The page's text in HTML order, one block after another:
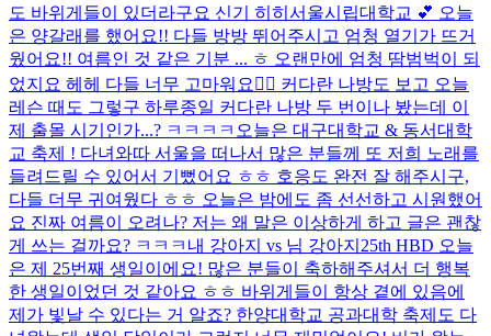
도 바위게들이 있더라구요 신기 히히 서울시립대학교 💕 오늘
은 양갈래를 했어요!! 다들 방방 뛰어주시고 엄청 열기가 뜨거
웠어요!! 여름인 것 같은 기분 ... ㅎ 오랜만에 엄청 땀범벅이 되
었지요 헤헤 다들 너무 고마워요❤️‍🔥 커다란 나방도 보고 오늘
레슨 때도 그렇구 하루종일 커다란 나방 두 번이나 봤는데 이
제 출몰 시기인가...? ㅋㅋㅋㅋ 오늘은 대구대학교 & 동서대학
교 축제 ! 다녀와따 서울을 떠나서 많은 분들께 또 저희 노래를
들려드릴 수 있어서 기뻤어요 ㅎㅎ 호응도 완전 잘 해주시구,
다들 더무 귀여웠다 ㅎㅎ 오늘은 밤에도 좀 선선하고 시원했어
요 진짜 여름이 오려나? 저는 왜 말은 이상하게 하고 글은 괜찮
게 쓰는 걸까요? ㅋㅋㅋ 내 강아지 vs 님 강아지 25th HBD 오늘
은 제 25번째 생일이에요! 많은 분들이 축하해주셔서 더 행복
한 생일이었던 것 같아요 ㅎㅎ 바위게들이 항상 곁에 있음에
제가 빛날 수 있다는 거 알죠? 한양대학교 공과대학 축제도 다